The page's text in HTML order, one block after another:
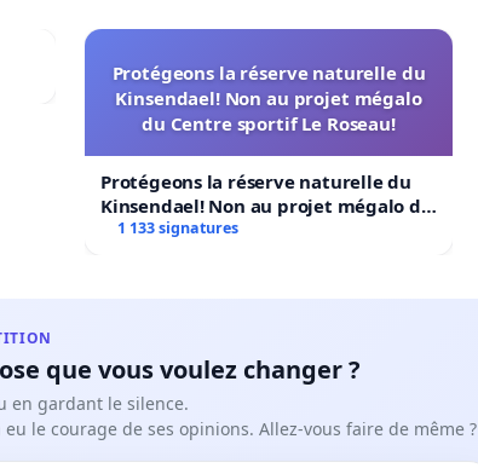
Protégeons la réserve naturelle du
Kinsendael! Non au projet mégalo
du Centre sportif Le Roseau!
Protégeons la réserve naturelle du
Kinsendael! Non au projet mégalo du
Centre sportif Le Roseau!
1 133 signatures
que vous voulez changer ?
en gardant le silence.
le courage de ses opinions. Allez-vous faire de même ?